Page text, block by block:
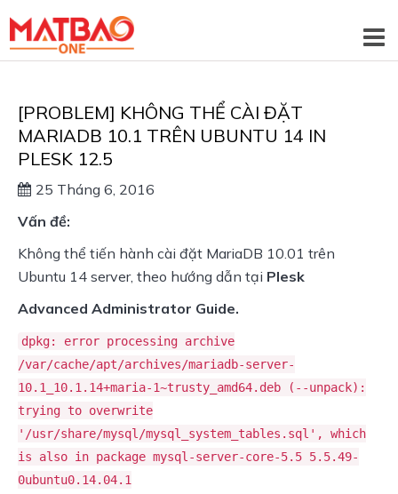
[PROBLEM] KHÔNG THỂ CÀI ĐẶT
MARIADB 10.1 TRÊN UBUNTU 14 IN
PLESK 12.5
25 Tháng 6, 2016
Vấn đề:
Không thể tiến hành cài đặt MariaDB 10.01 trên
Ubuntu 14 server, theo hướng dẫn tại Plesk
Advanced Administrator Guide.
dpkg: error processing archive
/var/cache/apt/archives/mariadb-server-
10.1_10.1.14+maria-1~trusty_amd64.deb (--unpack):
trying to overwrite
'/usr/share/mysql/mysql_system_tables.sql', which
is also in package mysql-server-core-5.5 5.5.49-
0ubuntu0.14.04.1